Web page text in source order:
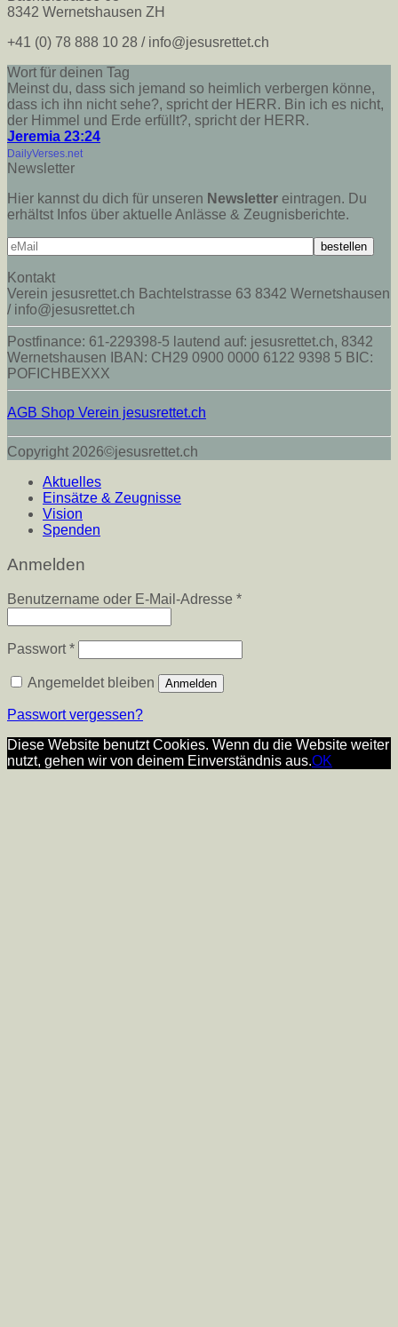
8342 Wernetshausen ZH
+41 (0) 78 888 10 28 / info@jesusrettet.ch
Wort für deinen Tag
Meinst du, dass sich jemand so heimlich verbergen könne,
dass ich ihn nicht sehe?, spricht der HERR. Bin ich es nicht,
der Himmel und Erde erfüllt?, spricht der HERR.
Jeremia 23:24
DailyVerses.net
Newsletter
Hier kannst du dich für unseren Newsletter eintragen. Du
erhältst Infos über aktuelle Anlässe & Zeugnisberichte.
Kontakt
Verein jesusrettet.ch Bachtelstrasse 63 8342 Wernetshausen
/ info@jesusrettet.ch
Postfinance: 61-229398-5 lautend auf: jesusrettet.ch, 8342
Wernetshausen IBAN: CH29 0900 0000 6122 9398 5 BIC:
POFICHBEXXX
AGB Shop Verein jesusrettet.ch
Copyright 2026©jesusrettet.ch
Aktuelles
Einsätze & Zeugnisse
Vision
Spenden
Anmelden
Benutzername oder E-Mail-Adresse *Erforderlich
Passwort*Erforderlich
Angemeldet bleiben Anmelden
Passwort vergessen?
Diese Website benutzt Cookies. Wenn du die Website weiter
nutzt, gehen wir von deinem Einverständnis aus.OK